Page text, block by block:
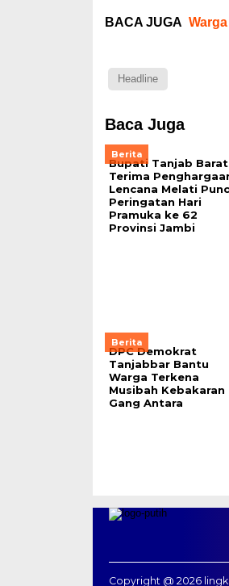
BACA JUGA
Headline
Baca Juga
Berita
Bupati Tanjab Barat
Terima
Lencana Melati
Peringatan Hari
Pramuka ke 62
Provinsi Jambi
Berita
DPC Demokrat
Tanjabbar Bantu
Warga Terkena
Musibah Kebakaran
Gang Antara
Copyright @ 2026